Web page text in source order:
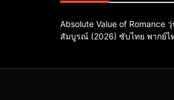
Comedy Drama
ซีรี่ย์เกาหลี
ซีรี่ย์เกาหลีซับไทย
ซีรี่ย์เกาหลีพา
Absolute Value of Romance
สัมบูรณ์ (2026) ซับไทย พากย์ไ